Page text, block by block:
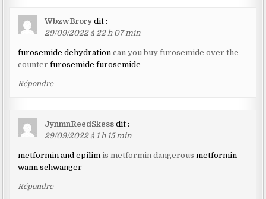
WbzwBrory dit :
29/09/2022 à 22 h 07 min
furosemide dehydrationcan you buy furosemide over the
counter furosemide furosemide
Répondre
JynmnReedSkess dit :
29/09/2022 à 1 h 15 min
metformin and epilim is metformin dangerous metformin
wann schwanger
Répondre